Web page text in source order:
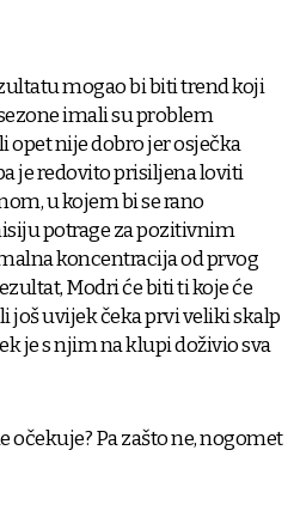
mogao bi biti trend koji
imali su problem
opet nije dobro jer osječka
je redovito prisiljena loviti
u kojem bi se rano
potrage za pozitivnim
koncentracija od prvog
Modri će biti ti koje će
još uvijek čeka prvi veliki skalp
je s njim na klupi doživio sva
očekuje? Pa zašto ne, nogomet